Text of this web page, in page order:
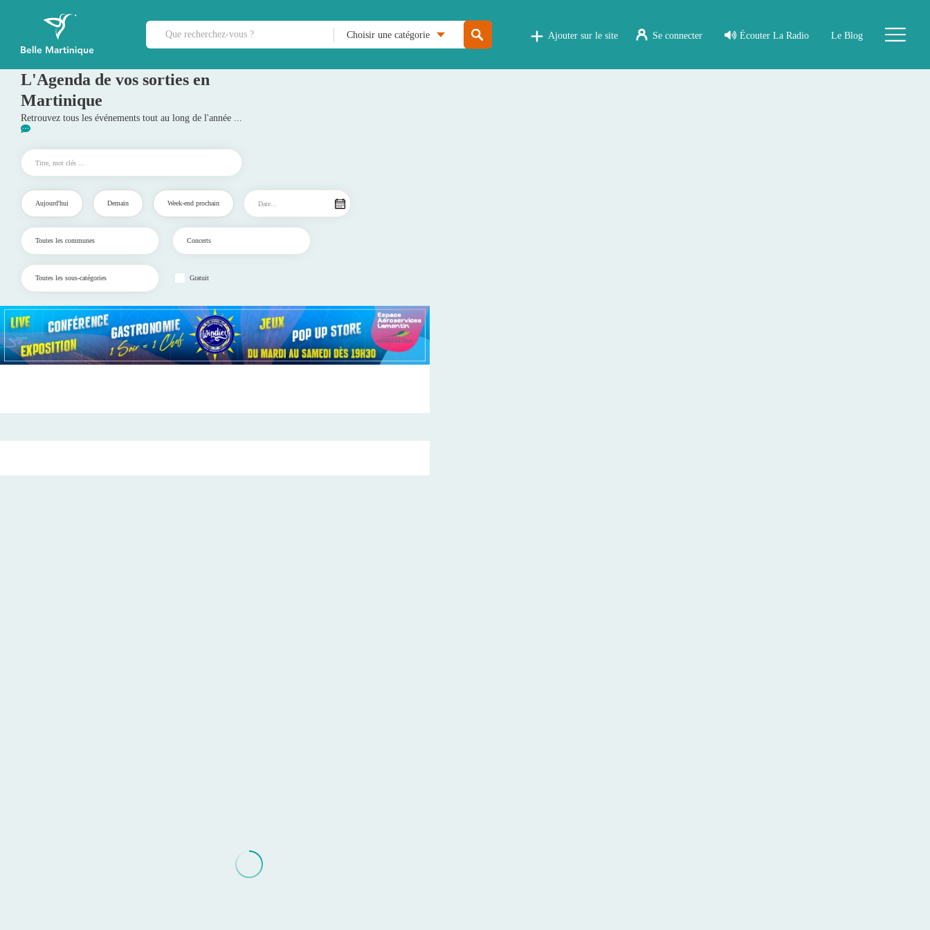
Choisir une catégorie Ajouter sur le site Se connecter Écouter La Radio Le Blog
L'Agenda de vos sorties en
Martinique
Retrouvez tous les événements tout au long de l'année ...
Aujourd'hui Demain Week-end prochain
Gratuit